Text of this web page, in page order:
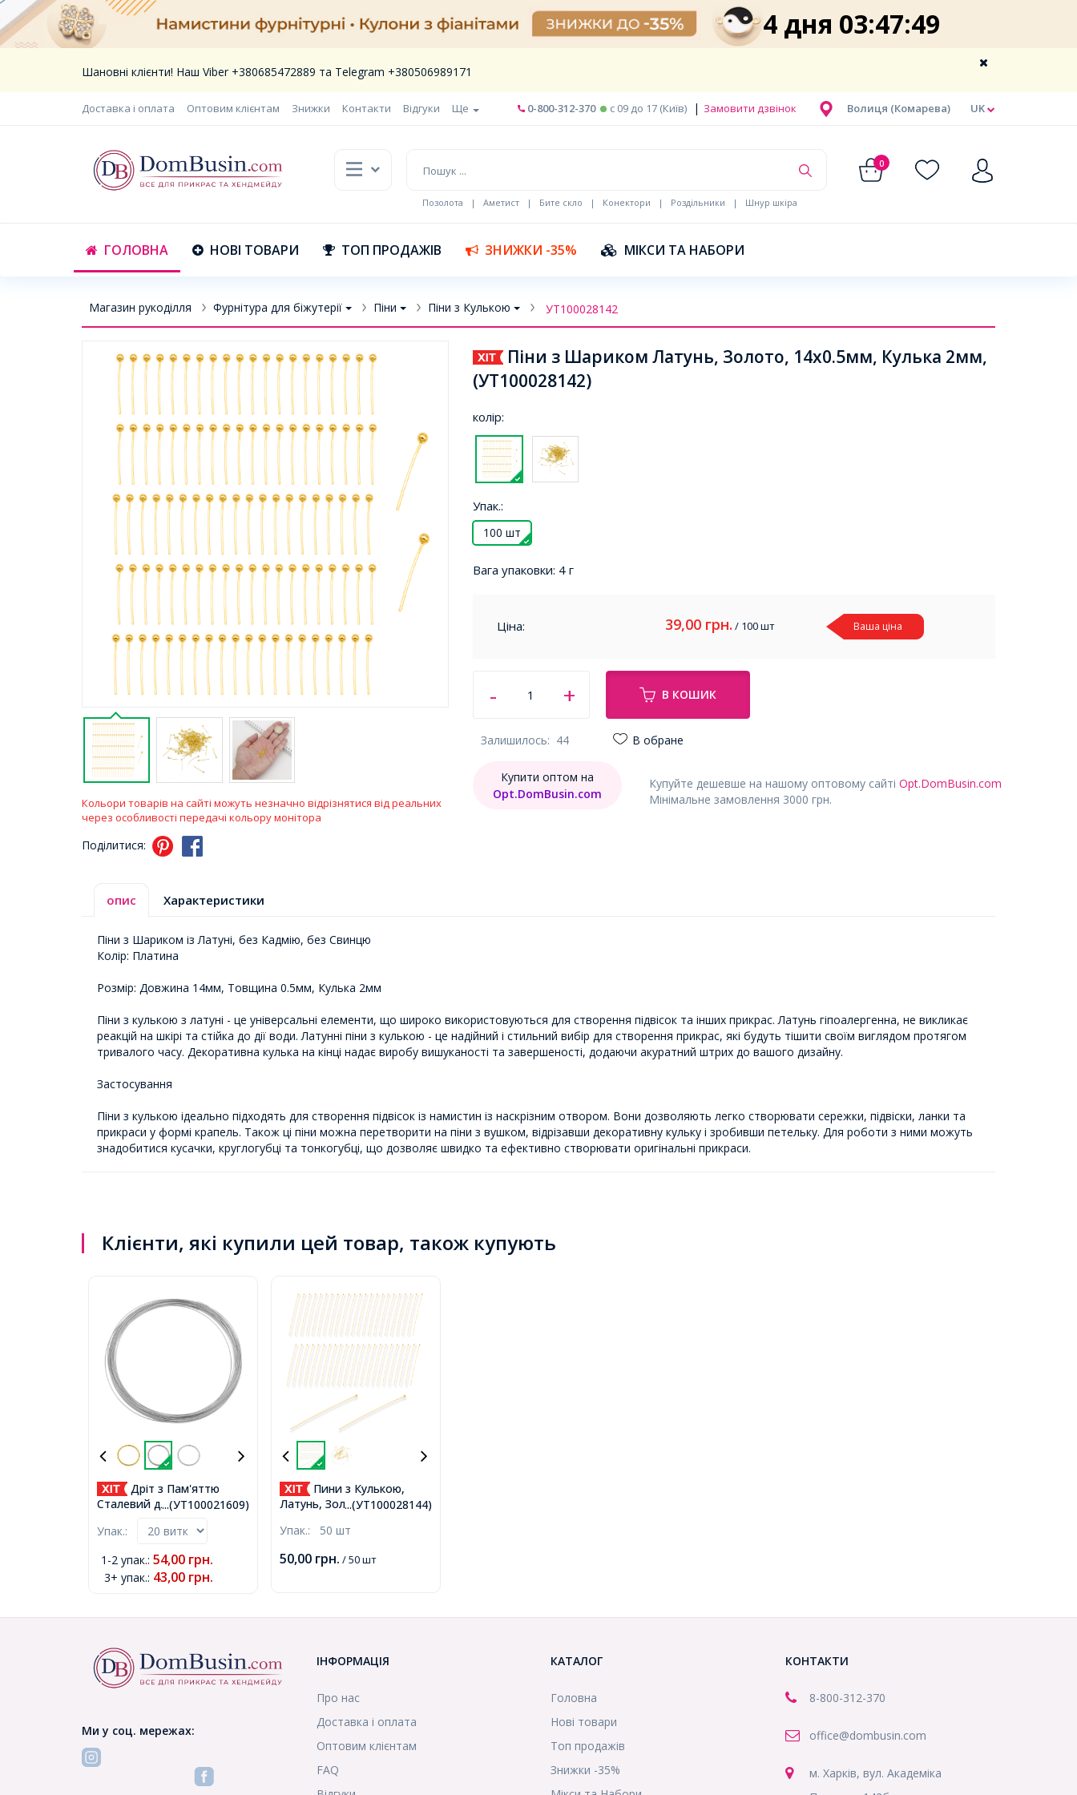
4 дня 03:47:49
Шановні клієнти! Наш Viber +380685472889 та Telegram +380506989171
Доставка і оплата Оптовим клієнтам Знижки Контакти Відгуки Ще UK
Волиця (Комарева)
0-800-312-370 c 09 до 17 (Київ) | Замовити дзвінок
0
Позолота | Аметист | Бите скло | Конектори | Роздільники | Шнур шкіра
ГОЛОВНА НОВІ ТОВАРИ ТОП ПРОДАЖІВ ЗНИЖКИ -35% МІКСИ ТА НАБОРИ
Магазин рукоділля Фурнітура для біжутерії Піни Піни з Кулькою УТ100028142
Кольори товарів на сайті можуть незначно відрізнятися від реальних
через особливості передачі кольору монітора
Поділитися:
Піни з Шариком Латунь, Золото, 14х0.5мм, Кулька 2мм,
(УТ100028142)
колір:
Упак.:
100 шт
Вага упаковки: 4 г
Ціна: 39,00 грн. / 100 шт Ваша ціна
В КОШИК
Залишилось: 44 В обране
Купуйте дешевше на нашому оптовому сайті Opt.DomBusin.com
Мінімальне замовлення 3000 грн.
Купити оптом на
Opt.DomBusin.com
опис Характеристики
Піни з Шариком із Латуні, без Кадмію, без Свинцю
Колір: Платина
Розмір: Довжина 14мм, Товщина 0.5мм, Кулька 2мм
Піни з кулькою з латуні - це універсальні елементи, що широко використовуються для створення підвісок та інших прикрас. Латунь гіпоалергенна, не викликає
реакцій на шкірі та стійка до дії води. Латунні піни з кулькою - це надійний і стильний вибір для створення прикрас, які будуть тішити своїм виглядом протягом
тривалого часу. Декоративна кулька на кінці надає виробу вишуканості та завершеності, додаючи акуратний штрих до вашого дизайну.
Застосування
Піни з кулькою ідеально підходять для створення підвісок із намистин із наскрізним отвором. Вони дозволяють легко створювати сережки, підвіски, ланки та
прикраси у формі крапель. Також ці піни можна перетворити на піни з вушком, відрізавши декоративну кульку і зробивши петельку. Для роботи з ними можуть
знадобитися кусачки, круглогубці та тонкогубці, що дозволяє швидко та ефективно створювати оригінальні прикраси.
Клієнти, які купили цей товар, також купують
...(УТ100021609)
Дріт з Пам'яттю
Сталевий для Намиста,
(УТ100021609)
Упак.:
1-2 упак.: 54,00 грн.
3+ упак.: 43,00 грн.
...(УТ100028144)
Пини з Кулькою,
Латунь, Золото, 52х0.6мм,
(УТ100028144)
Упак.: 50 шт
50,00 грн. / 50 шт
Ми у соц. мережах:
ІНФОРМАЦІЯ
Про нас
Доставка і оплата
Оптовим клієнтам
FAQ
КАТАЛОГ
Головна
Нові товари
Топ продажів
Знижки -35%
КОНТАКТИ
8-800-312-370
office@dombusin.com
м. Харків, вул. Академіка